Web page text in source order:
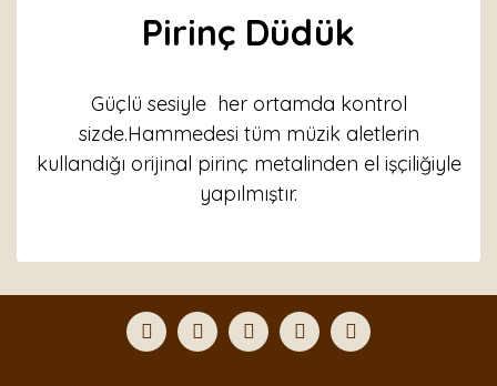
Pirinç Düdük
Güçlü sesiyle her ortamda kontrol
sizde.Hammedesi tüm müzik aletlerin
kullandığı orijinal pirinç metalinden el işçiliğiyle
yapılmıştır.
Yorum Yaz
formunu kullanarak tarafımıza iletebilirsiniz.
Görüş ve önerileriniz için teşekkür ederiz.